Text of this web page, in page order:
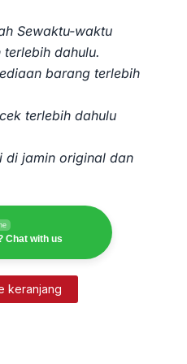
Sewaktu-waktu
dahulu.
barang terlebih
terlebih dahulu
jamin original dan
Chat with us
keranjang